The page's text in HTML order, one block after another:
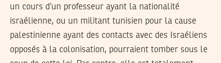
un cours d’un professeur ayant la nationalité
israélienne, ou un militant tunisien pour la cause
palestinienne ayant des contacts avec des Israéliens
opposés à la colonisation, pourraient tomber sous le